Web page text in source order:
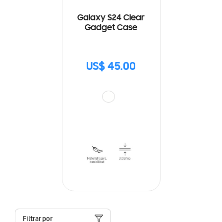
Galaxy S24 Clear
Gadget Case
US$ 45.00
Filtrar por